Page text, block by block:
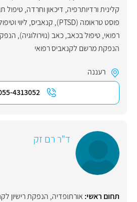
קלינית ורדיותרפיה, דיכאון וחרדה, טיפול
פוסט טראומה (PTSD)
, קנאביס, ליווי
רפואי, טיפול בכאב,כאב (נוירולוגיה),
הנפקת מרשם לקנאביס רפואי
רעננה
4313052
ד"ר רם זק
תחום ראשי: אורתופדיה, הנפקת רישיון